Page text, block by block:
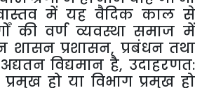
में यह वैदिक काल से
की वर्ण व्यवस्था समाज में
शासन प्रशासन, प्रबंधन तथा
अद्यतन विद्यमान है,उदाहरणत:
प्रमुख हो या विभाग प्रमुख हो